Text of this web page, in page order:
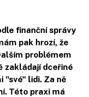
finanční správy
pak hrozí, že
problémem
zakládají dceřiné
"své" lidi. Za ně
Této praxi má